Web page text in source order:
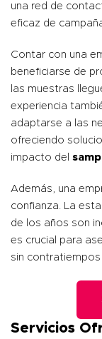
una red de
eficaz de
Contar con una
beneficiarse de
las muestras
experiencia
adaptarse a las
ofreciendo
impacto del
Además, una
confianza. La
de los años son
es crucial para
sin
Servicios